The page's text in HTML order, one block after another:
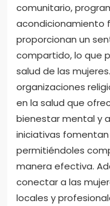
comunitario,
acondicionamiento
proporcionan un
compartido, lo que
salud de las
organizaciones
en la salud que
bienestar mental y
iniciativas
permitiéndoles
manera efectiva.
conectar a las
locales y